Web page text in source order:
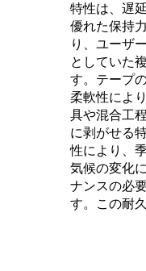
特性は、遅
優れた保持
り、ユーザ
としていた
す。テープ
柔軟性によ
具や混合工
に剥がせる
性により、
気候の変化
ナンスの必
す。この耐